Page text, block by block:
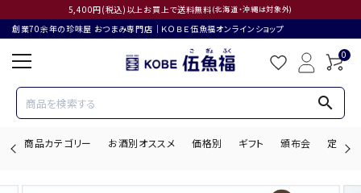
5,400円(税込)以上お買上で送料無料(北海道・沖縄は対象外)
創業70余年の珍味屋 おつまみ専門店│ＫＯＢＥ伍魚福オンラインショップ
0
search
商品カテゴリー お酒別オススメ 価格別 ギフト 頒布会 定期購